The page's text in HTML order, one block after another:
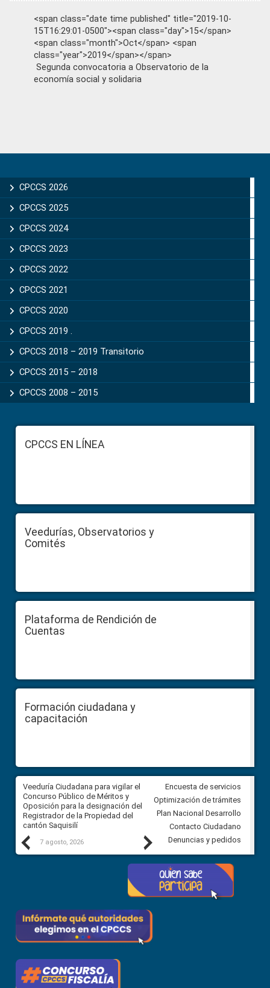
<span class="date time published" title="2019-10-
15T16:29:01-0500"><span class="day">15</span>
<span class="month">Oct</span> <span
class="year">2019</span></span>
Segunda convocatoria a Observatorio de la
economía social y solidaria
Sidebar
CPCCS 2026
CPCCS 2025
CPCCS 2024
CPCCS 2023
CPCCS 2022
CPCCS 2021
CPCCS 2020
CPCCS 2019 .
CPCCS 2018 – 2019 Transitorio
CPCCS 2015 – 2018
CPCCS 2008 – 2015
FooterCPCCS EN LÍNEA
Veedurías, Observatorios y
Comités
Plataforma de Rendición de
Cuentas
Formación ciudadana y
capacitación
Previous
Veeduría Ciudadana para vigilar el
Concurso Público de Méritos y
Oposición para la designación del
Registrador de la Propiedad del
cantón Saquisilí
7 agosto, 2026
Veeduría Ciudadana para
construcción del asfaltado de
Ballenita del cantón Santa
7 agosto, 2026
Next
Encuesta de servicios
Optimización de trámites
Plan Nacional Desarrollo
Contacto Ciudadano
Denuncias y pedidos